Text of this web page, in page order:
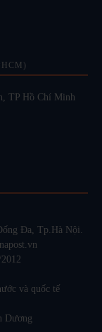
TP Hồ Chí Minh
Đa, Tp.Hà Nội.
và quốc tế
Dương